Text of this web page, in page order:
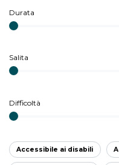
Durata
Salita
Difficoltà
Accessibile ai disabili